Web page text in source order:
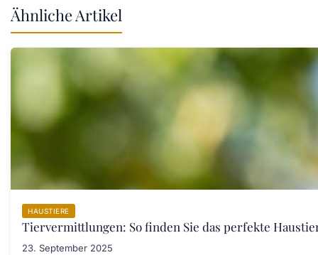
Ähnliche Artikel
HAUSTIERE
Tiervermittlungen: So finden Sie das perfekte
23. September 2025